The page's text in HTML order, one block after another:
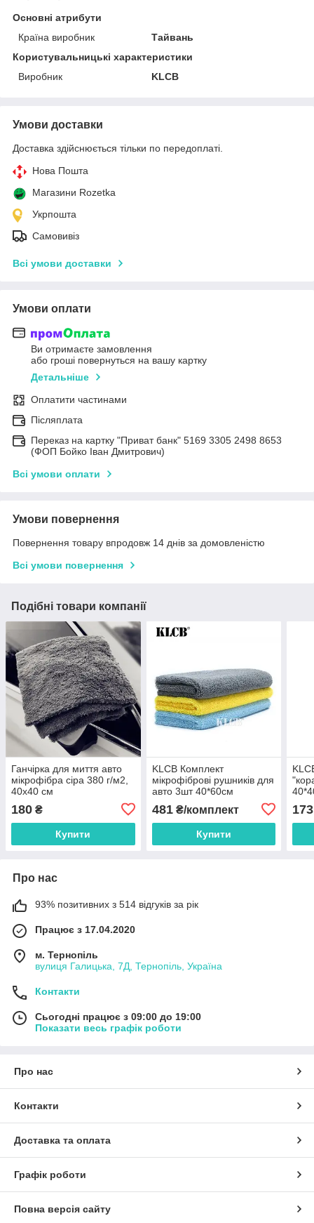
Основні атрибути
Країна виробник
Тайвань
Користувальницькі характеристики
Виробник
KLCB
Умови доставки
Доставка здійснюється тільки по передоплаті.
Нова Пошта
Магазини Rozetka
Укрпошта
Самовивіз
Всі умови доставки
Умови оплати
Ви отримаєте замовлення
або гроші повернуться на вашу картку
Детальніше
Оплатити частинами
Післяплата
Переказ на картку "Приват банк" 5169 3305 2498 8653
(ФОП Бойко Іван Дмитрович)
Всі умови оплати
Умови повернення
Повернення товару впродовж 14 днів за домовленістю
Всі умови повернення
Подібні товари компанії
Ганчірка для миття авто
мікрофібра сіра 380 г/м2,
40x40 см
180 ₴
Купити
KLCB Комплект
мікрофіброві рушників для
авто 3шт 40*60см
481₴/комплект
Купити
173
Про нас
93% позитивних з 514 відгуків за рік
Працює з 17.04.2020
м. Тернопіль
вулиця Галицька, 7Д, Тернопіль, Україна
Контакти
Сьогодні працює з 09:00 до 19:00
Показати весь графік роботи
Про нас
Контакти
Доставка та оплата
Графік роботи
Повна версія сайту